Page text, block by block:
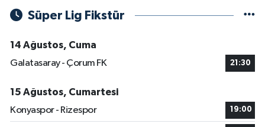
Süper Lig Fikstür
14 Ağustos, Cuma
Galatasaray - Çorum FK
21:30
15 Ağustos, Cumartesi
Konyaspor - Rizespor
19:00